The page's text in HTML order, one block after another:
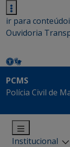
ir para conteúdo
Ouvidoria
PCMS
Polícia Civil de
Institucional